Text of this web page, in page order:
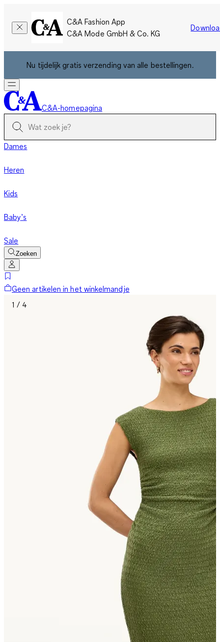
C&A Fashion App
C&A Mode GmbH & Co. KG
Nu tijdelijk gratis verzending van alle bestellingen.
C&A-homepagina
Dames
Heren
Kids
Baby’s
Sale
Zoeken
Geen artikelen in het winkelmandje
1 / 4